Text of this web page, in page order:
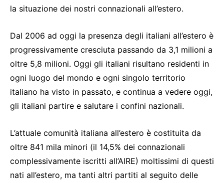
la situazione dei nostri connazionali all’estero.
Dal 2006 ad oggi la presenza degli italiani all’estero è
progressivamente cresciuta passando da 3,1 milioni a
oltre 5,8 milioni. Oggi gli italiani risultano residenti in
ogni luogo del mondo e ogni singolo territorio
italiano ha visto in passato, e continua a vedere oggi,
gli italiani partire e salutare i confini nazionali.
L’attuale comunità italiana all’estero è costituita da
oltre 841 mila minori (il 14,5% dei connazionali
complessivamente iscritti all’AIRE) moltissimi di questi
nati all’estero, ma tanti altri partiti al seguito delle